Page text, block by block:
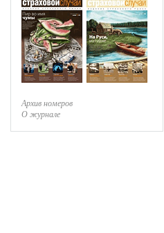
Архив номеров
О журнале